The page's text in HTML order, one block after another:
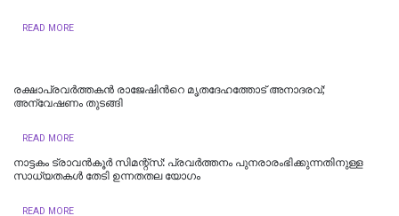
READ MORE
രക്ഷാപ്രവർത്തകൻ രാജേഷിന്‍റെ മൃതദേഹത്തോട് അനാദരവ്;
അന്വേഷണം തുടങ്ങി
READ MORE
നാട്ടകം ട്രാവൻകൂർ സിമന്റ്സ്: പ്രവർത്തനം പുനരാരംഭിക്കുന്നതിനുള്ള
സാധ്യതകൾ തേടി ഉന്നതതല യോഗം
READ MORE